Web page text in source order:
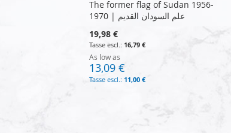
The former flag of Sudan 1956-
1970 | علم السودان القديم
19,98 €
16,79 €
As low as
13,09 €
11,00 €